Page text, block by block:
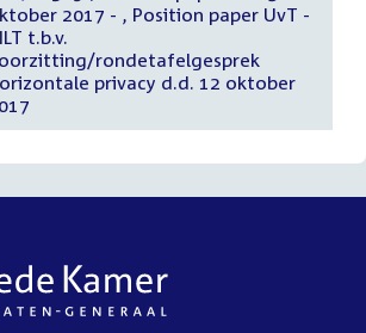
2017 - , Position paper UvT -
t.b.v.
rondetafelgesprek
privacy d.d. 12 oktober